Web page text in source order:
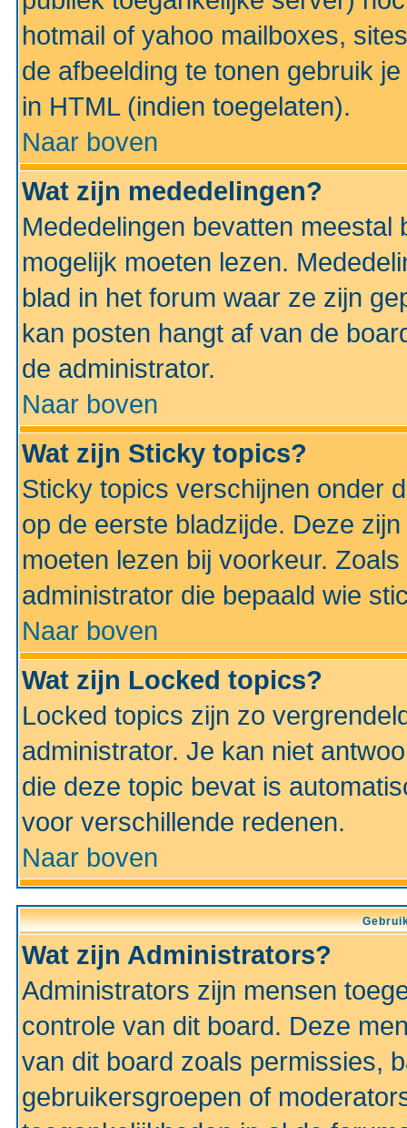
hotmail of yahoo mailboxes,
de afbeelding te tonen gebruik
in HTML (indien toegelaten).
Naar boven
Wat zijn mededelingen?
Mededelingen bevatten
mogelijk moeten lezen.
blad in het forum waar ze zijn
kan posten hangt af van de
de administrator.
Naar boven
Wat zijn Sticky topics?
Sticky topics verschijnen onder
op de eerste bladzijde. Deze
moeten lezen bij voorkeur.
administrator die bepaald wie
Naar boven
Wat zijn Locked topics?
Locked topics zijn zo
administrator. Je kan niet
die deze topic bevat is
voor verschillende redenen.
Naar boven
Wat zijn Administrators?
Administrators zijn mensen
controle van dit board. Deze
van dit board zoals permissies,
gebruikersgroepen of